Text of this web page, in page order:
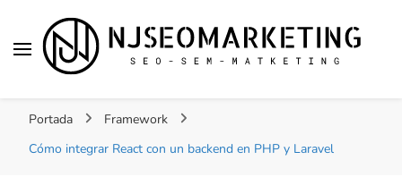
ACTUALIDAD
personal, desarrollo web, app, y lo que no te
imaginas…
Portada
Framework
Cómo integrar React con un backend en PHP y Laravel